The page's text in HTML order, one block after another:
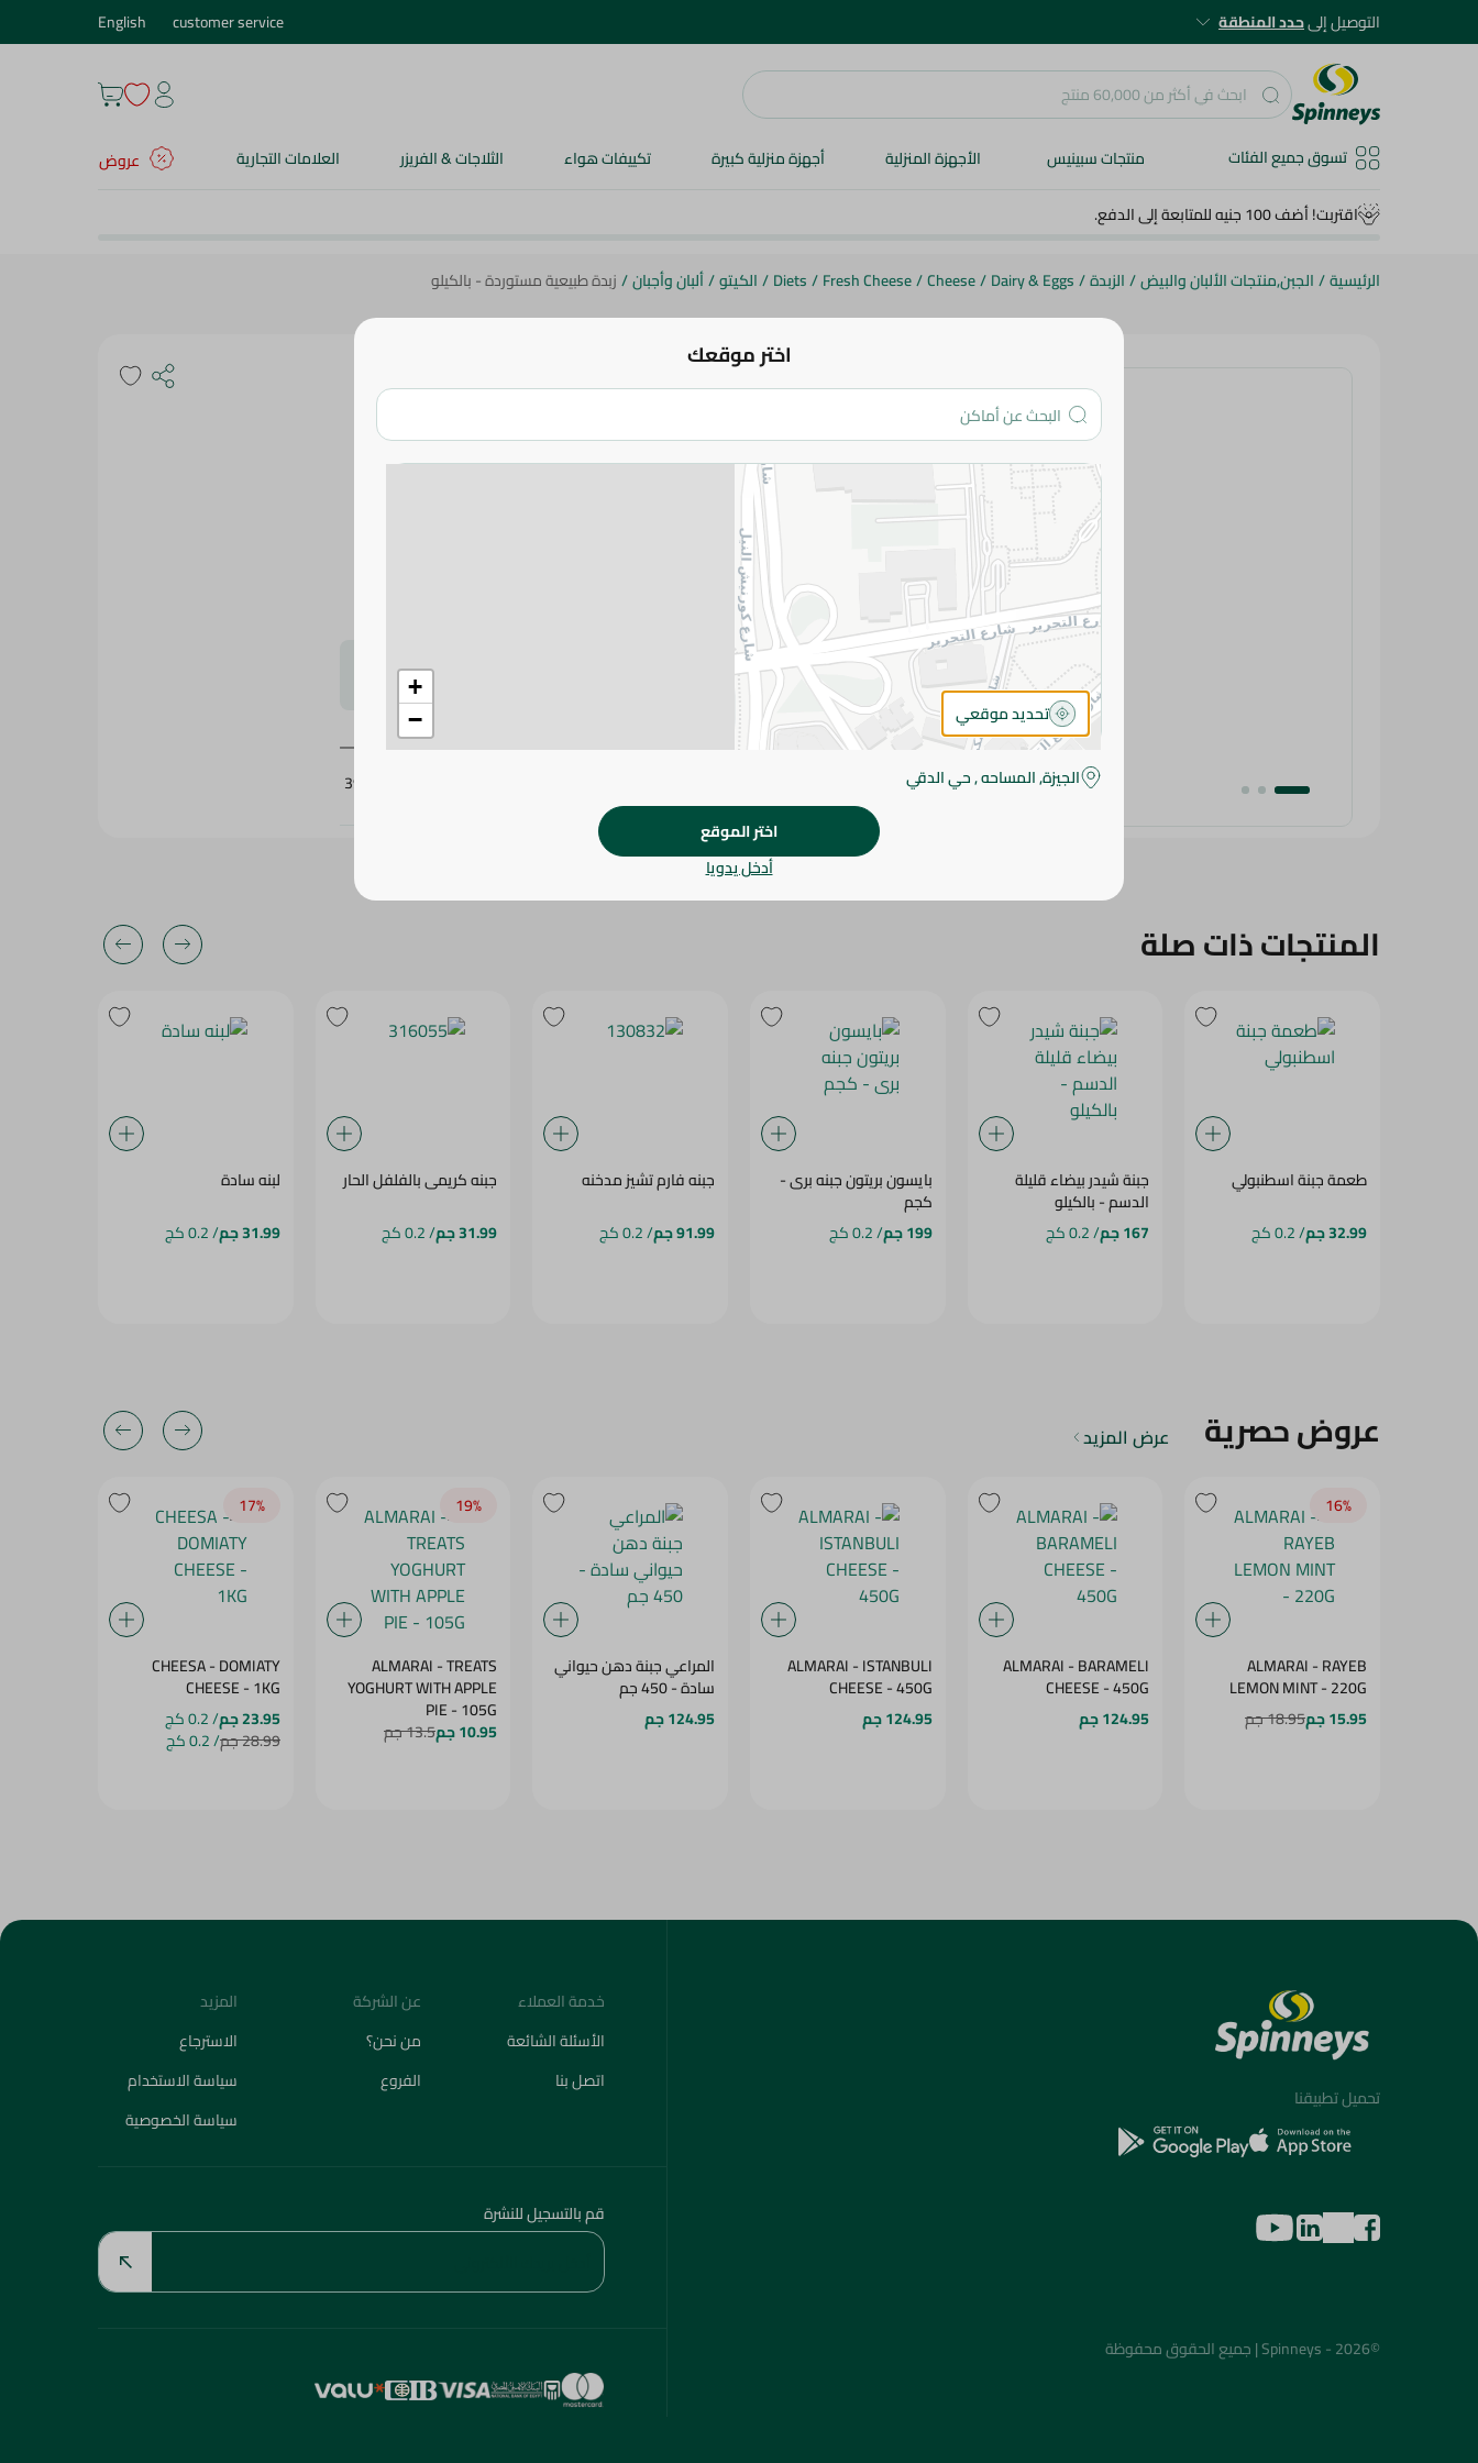
التوصيل إلىحدد المنطقة customer service
English
تسوق جميع الفئات منتجات سبينيس الأجهزة المنزلية أجهزة منزلية كبيرة تكييفات هواء الثلاجات & الفريزر العلامات التجارية
عروض
اقتربت! أضف 100 جنيه للمتابعة إلى الدفع.
الرئيسية/الجبن,منتجات الألبان والبيض/الزبدة/
Dairy & Eggs
/
Cheese
/
Fresh Cheese
/
Diets
/الكيتو/ألبان وأجبان/زبدة طبيعية مستوردة - بالكيلو
زبدة طبيعية مستوردة - بالكيلو
زبدة طبيعية مستوردة عالية الجودة تتميز بقوام كريمي ومذاق غني، مثالية للطهي
والخبز والمعجنات.
يرجى الملاحظة:
قد يختلف وزن العناصر القابلة للتحجيم بشكل
طفيف. قد يتغير التعبئة بناءً على التوفر.
المواصفات
392681
المنتجات ذات صلة
طعمة جبنة اسطنبولي
32.99 جم
/ 0.2 كج
جبنة شيدر بيضاء قليلة
الدسم - بالكيلو
167 جم
/ 0.2 كج
بايسون بريتون جبنه برى -
كجم
199 جم
/ 0.2 كج
جبنه فارم تشيز مدخنه
91.99 جم
/ 0.2 كج
جبنه كريمى بالفلفل الحار
31.99 جم
/ 0.2 كج
لبنه سادة
31.99 جم
/ 0.2 كج
عروض حصرية عرض المزيد
16‎%‎
ALMARAI - RAYEB
LEMON MINT - 220G
15.95 جم
18.95 جم
ALMARAI - BARAMELI
CHEESE - 450G
124.95 جم
ALMARAI - ISTANBULI
CHEESE - 450G
124.95 جم
المراعي جبنة دهن حيواني
سادة - 450 جم
124.95 جم
19‎%‎
ALMARAI - TREATS
YOGHURT WITH APPLE
PIE - 105G
10.95 جم 13.5 جم
17‎%‎
CHEESA - DOMIATY
CHEESE - 1KG
23.95 جم
/ 0.2 كج
28.99 جم / 0.2 كج
اختر موقعك
+
−
تحديد موقعي
الجيزة, المساحه , حي الدقي
اختر الموقع
أدخل يدويا
تحميل تطبيقنا
©2026 - Spinneys | جميع الحقوق محفوظة
خدمة العملاء
الأسئلة الشائعة
اتصل بنا
عن الشركة
من نحن؟
الفروع
المزيد
الاسترجاع
سياسة الاستخدام
سياسة الخصوصية
قم بالتسجيل للنشرة